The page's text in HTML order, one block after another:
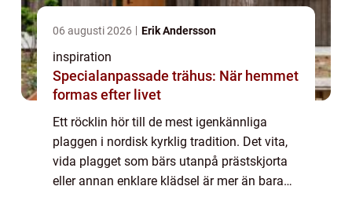
06 augusti 2026 Erik Andersson
inspiration
Specialanpassade trähus: När hemmet
formas efter livet
Ett röcklin hör till de mest igenkännliga
plaggen i nordisk kyrklig tradition. Det vita,
vida plagget som bärs utanpå prästskjorta
eller annan enklare klädsel är mer än bara